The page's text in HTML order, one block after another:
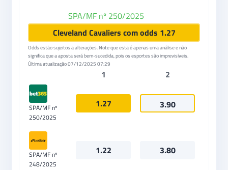
SPA/MF nº 250/2025
Cleveland Cavaliers com odds 1.27
Odds estão sujeitos a alterações. Note que esta é apenas uma análise e não
significa que a aposta será bem-sucedida, pois os esportes são imprevisíveis.
Última atualização07/12/2025 07:29
1 2
SPA/MF nº
250/2025
1.27 3.90
SPA/MF nº
248/2025
1.22 3.80